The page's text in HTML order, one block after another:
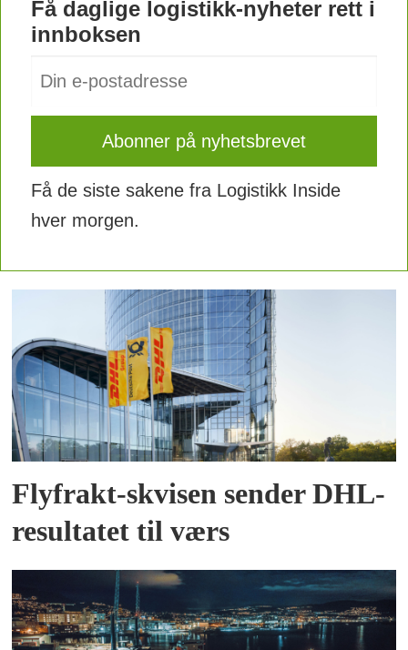
Få daglige logistikk-nyheter rett i
innboksen
Få de siste sakene fra Logistikk Inside
hver morgen.
Flyfrakt-skvisen sender DHL-
resultatet til værs